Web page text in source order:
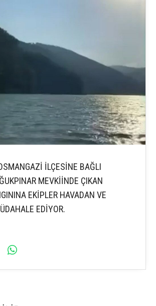
İLÇESİNE BAĞLI
MEVKİİNDE ÇIKAN
EKİPLER HAVADAN VE
EDİYOR.